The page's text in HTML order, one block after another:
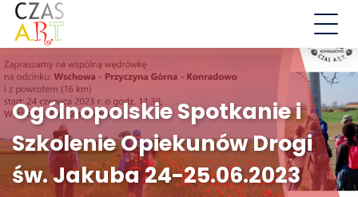
Działalność
Droga św. Jakuba
Wschowskie Ulice
Ogólnopolskie Spotkanie i
Szkolenie Opiekunów Drogi
św. Jakuba 24-25.06.2023